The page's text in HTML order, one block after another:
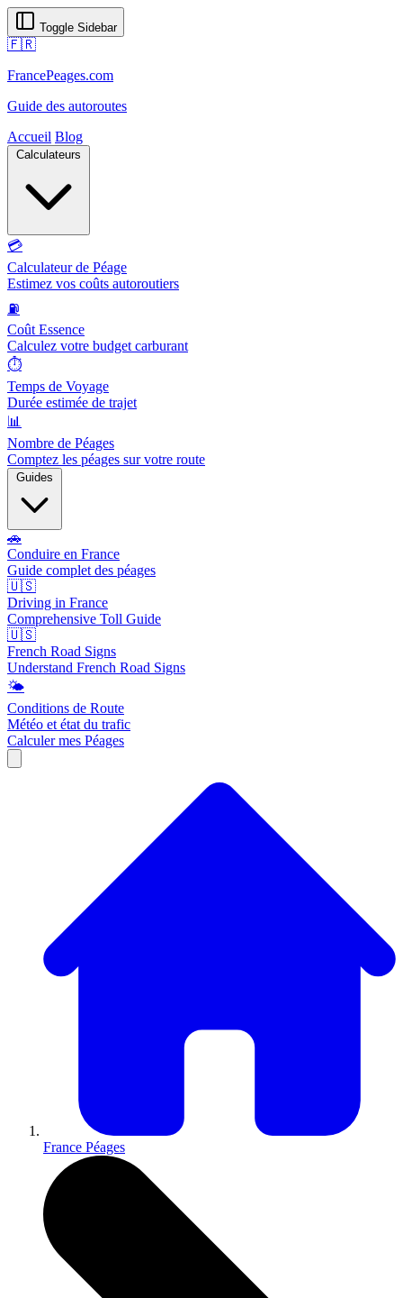
Toggle Sidebar
🇫🇷
FrancePeages.com
Guide des autoroutes
Accueil Blog
Calculateurs
💳
Calculateur de Péage
Estimez vos coûts autoroutiers
⛽
Coût Essence
Calculez votre budget carburant
⏱️
Temps de Voyage
Durée estimée de trajet
📊
Nombre de Péages
Comptez les péages sur votre route
Guides
🚗
Conduire en France
Guide complet des péages
🇺🇸
Driving in France
Comprehensive Toll Guide
🇺🇸
French Road Signs
Understand French Road Signs
🌤️
Conditions de Route
Météo et état du trafic
Calculer mes Péages
France Péages